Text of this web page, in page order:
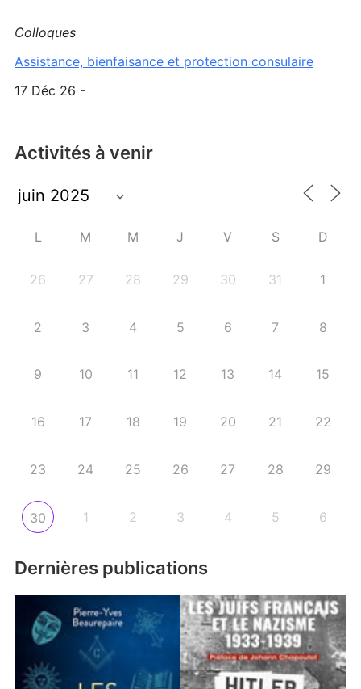
Colloques
Assistance, bienfaisance et protection consulaire
17 Déc 26 -
Activités à venir
L M M J V S D
26 27 28 29 30 31 1
2 3 4 5 6 7 8
9 10 11 12 13 14 15
16 17 18 19 20 21 22
23 24 25 26 27 28 29
30 1 2 3 4 5 6
Dernières publications